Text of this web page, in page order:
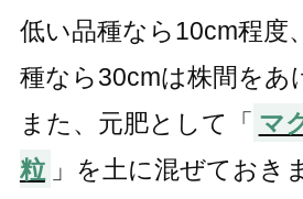
低い品種なら10cm程度
種なら30cmは株間をあ
また、元肥として「 マ
粒 」を土に混ぜておき